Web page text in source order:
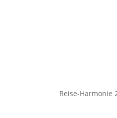
Reise-Harmonie